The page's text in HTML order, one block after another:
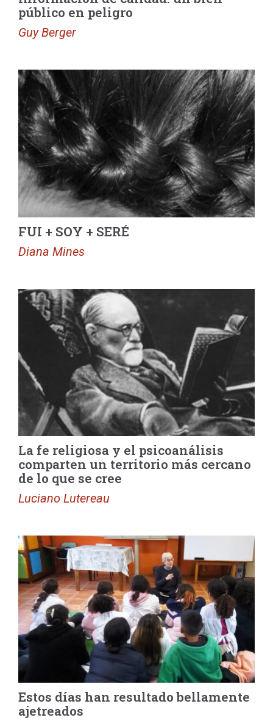
público en peligro
Guy Berger
FUI + SOY + SERÉ
Diana Mines
La fe religiosa y el psicoanálisis
comparten un territorio más cercano
de lo que se cree
Luciano Lutereau
Estos días han resultado bellamente
ajetreados